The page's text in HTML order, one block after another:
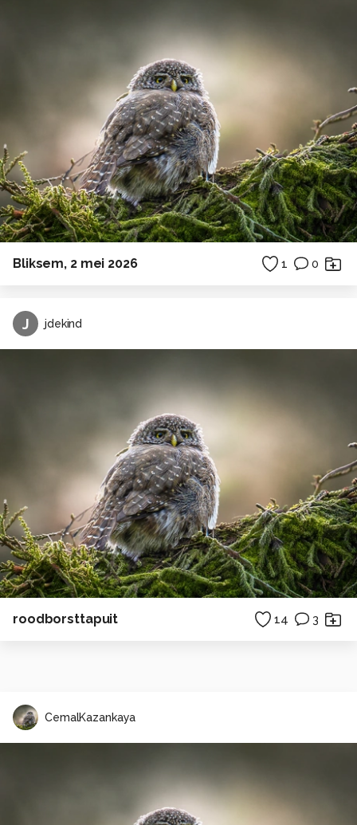
Bliksem, 2 mei 2026 1 0
J jdekind
roodborsttapuit 14 3
CemalKazankaya